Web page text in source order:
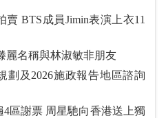
衣11
照握手破不和傳聞 滕麗名稱與林淑敏非朋友
劃及2026施政報告地區諮詢
向香港送上獨